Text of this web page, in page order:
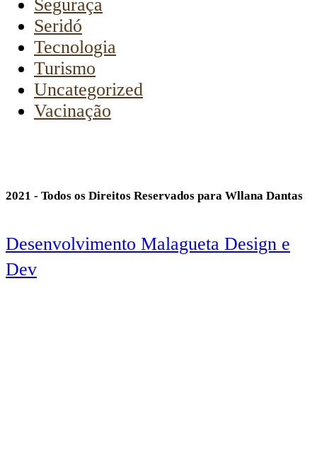
Seguraça
Seridó
Tecnologia
Turismo
Uncategorized
Vacinação
2021 - Todos os Direitos Reservados para Wllana Dantas
Desenvolvimento Malagueta Design e
Dev